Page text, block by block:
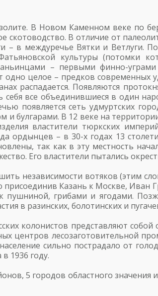
В Новом Каменном веке по
В отличие от
в междуречье Вятки и Ветлуги.
культуры (потомки
– первыми финно-
целое – предков современных
распадается. Появляются
все объединившиеся в один
появляется сеть удмуртских
и булгарами. В 12 веке на
властители тюркских
ордынцев – в 30-х годах 13
так как в эту местность
Его властители пытались
независимости вотяков (этим
Казань к Москве, Иван
грибами и ягодами.
в разинских, болотинских и
колонистов представляют собой
центров лесозаготовительной
сильно пострадало от
1936 году.
5 городов областного значения